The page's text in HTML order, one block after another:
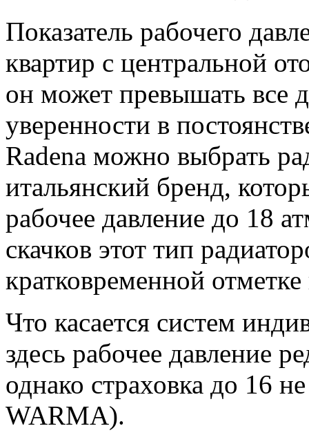
Показатель рабочего
квартир с центральной
он может превышать все
уверенности в
Radena можно выбрать
итальянский бренд,
рабочее давление до 18
скачков этот тип
кратковременной
Что касается систем
здесь рабочее давление
однако страховка до 16
WARMA).